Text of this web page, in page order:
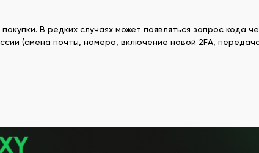
В редких случаях может появляться запрос кода
(смена почты, номера, включение новой 2FA,